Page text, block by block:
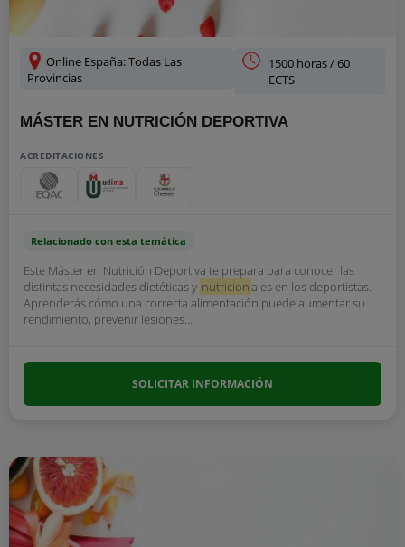
Online España: Todas Las
Provincias
1500 horas / 60
ECTS
MÁSTER EN NUTRICIÓN DEPORTIVA
ACREDITACIONES
Relacionado con esta temática
Este Máster en Nutrición Deportiva te prepara para conocer las
distintas necesidades dietéticas y nutricionales en los deportistas.
Aprenderás cómo una correcta alimentación puede aumentar su
rendimiento, prevenir lesiones...
SOLICITAR INFORMACIÓN